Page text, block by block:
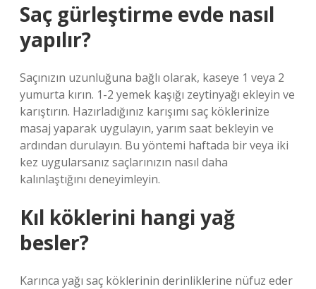
Saç gürleştirme evde nasıl
yapılır?
Saçınızın uzunluğuna bağlı olarak, kaseye 1 veya 2
yumurta kırın. 1-2 yemek kaşığı zeytinyağı ekleyin ve
karıştırın. Hazırladığınız karışımı saç köklerinize
masaj yaparak uygulayın, yarım saat bekleyin ve
ardından durulayın. Bu yöntemi haftada bir veya iki
kez uygularsanız saçlarınızın nasıl daha
kalınlaştığını deneyimleyin.
Kıl köklerini hangi yağ
besler?
Karınca yağı saç köklerinin derinliklerine nüfuz eder